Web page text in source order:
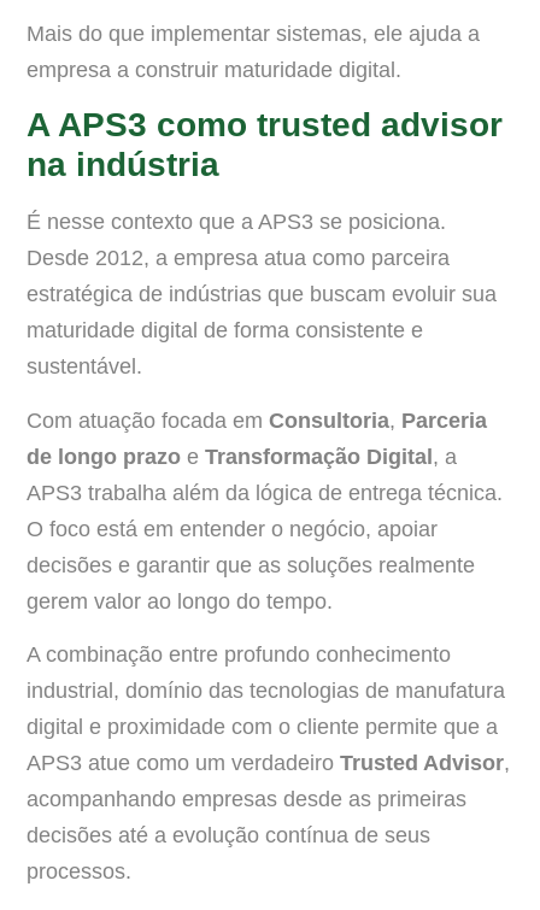
Mais do que implementar sistemas, ele ajuda a
empresa a construir maturidade digital.
A APS3 como trusted advisor
na indústria
É nesse contexto que a APS3 se posiciona.
Desde 2012, a empresa atua como parceira
estratégica de indústrias que buscam evoluir sua
maturidade digital de forma consistente e
sustentável.
Com atuação focada em Consultoria, Parceria
de longo prazo e Transformação Digital, a
APS3 trabalha além da lógica de entrega técnica.
O foco está em entender o negócio, apoiar
decisões e garantir que as soluções realmente
gerem valor ao longo do tempo.
A combinação entre profundo conhecimento
industrial, domínio das tecnologias de manufatura
digital e proximidade com o cliente permite que a
APS3 atue como um verdadeiro Trusted Advisor,
acompanhando empresas desde as primeiras
decisões até a evolução contínua de seus
processos.